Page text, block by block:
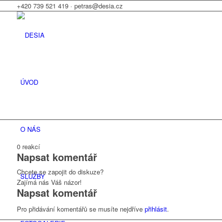
+420 739 521 419 · petras@desia.cz
ÚVOD
O NÁS
SLUŽBY
0 reakcí
Napsat komentář
Chcete se zapojit do diskuze?
Zajímá nás Váš názor!
Napsat komentář
Pro přidávání komentářů se musíte nejdříve přihlásit.